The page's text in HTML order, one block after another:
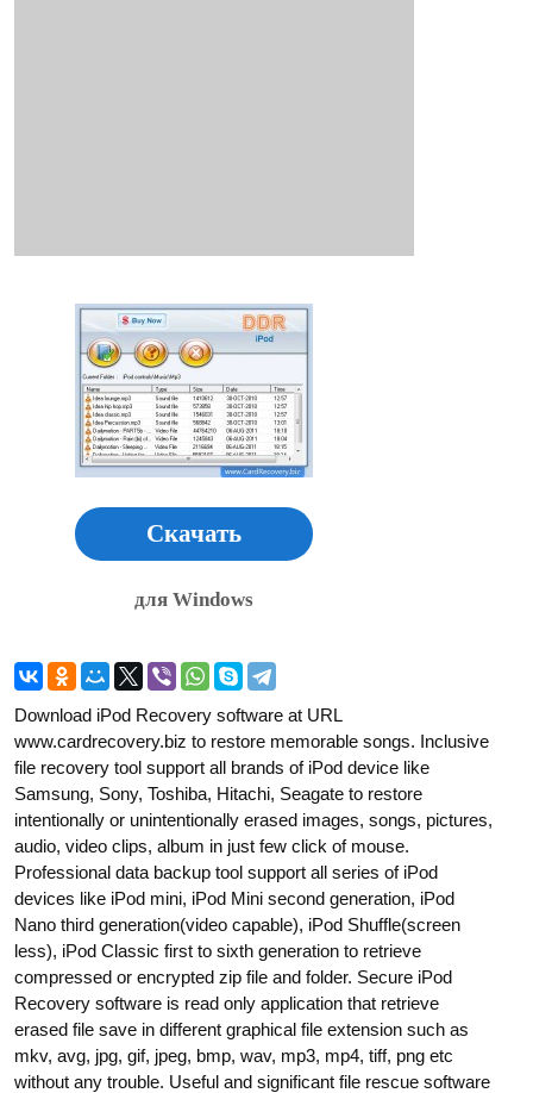
Скачать
для Windows
Download iPod Recovery software at URL
www.cardrecovery.biz to restore memorable songs. Inclusive
file recovery tool support all brands of iPod device like
Samsung, Sony, Toshiba, Hitachi, Seagate to restore
intentionally or unintentionally erased images, songs, pictures,
audio, video clips, album in just few click of mouse.
Professional data backup tool support all series of iPod
devices like iPod mini, iPod Mini second generation, iPod
Nano third generation(video capable), iPod Shuffle(screen
less), iPod Classic first to sixth generation to retrieve
compressed or encrypted zip file and folder. Secure iPod
Recovery software is read only application that retrieve
erased file save in different graphical file extension such as
mkv, avg, jpg, gif, jpeg, bmp, wav, mp3, mp4, tiff, png etc
without any trouble. Useful and significant file rescue software